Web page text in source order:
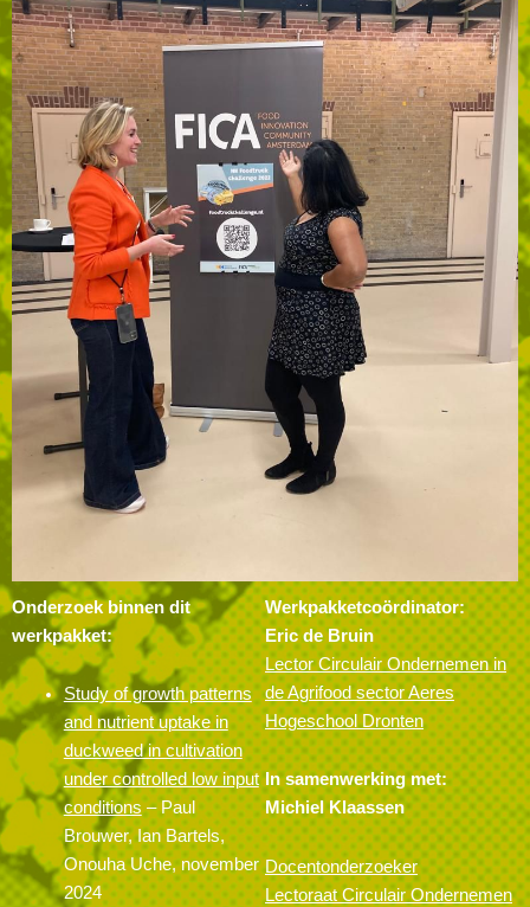
Onderzoek binnen dit
werkpakket:
Study of growth patterns
and nutrient uptake in
duckweed in cultivation
under controlled low input
conditions– Paul
Brouwer, Ian Bartels,
Onouha Uche, november
2024
Werkpakketcoördinator:
Eric de Bruin
Lector Circulair Ondernemen in
de Agrifood sector Aeres
Hogeschool Dronten
In samenwerking met:
Michiel Klaassen
Docentonderzoeker
Lectoraat Circulair Ondernemen